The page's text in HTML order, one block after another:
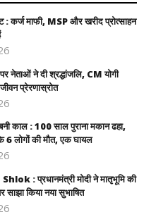
कर्ज माफी, MSP और खरीद प्रोत्साहन
नेताओं ने दी श्रद्धांजलि, CM योगी
प्रेरणास्रोत
काल : 100 साल पुराना मकान ढहा,
6 लोगों की मौत, एक घायल
: प्रधानमंत्री मोदी ने मातृभूमि की
साझा किया नया सुभाषित